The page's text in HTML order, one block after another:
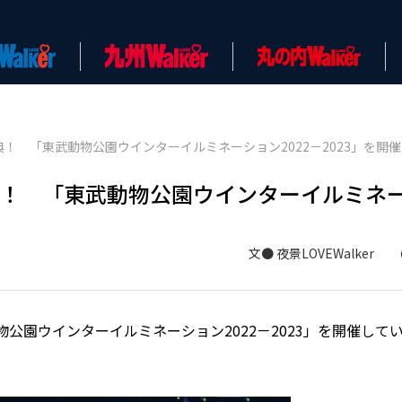
「東武動物公園ウインターイルミネーション2022－2023」を開
「東武動物公園ウインターイルミネ
文● 夜景LOVEWalker
園ウインターイルミネーション2022－2023」を開催して